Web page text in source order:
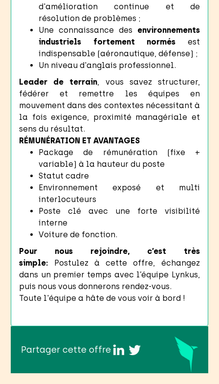
d'amélioration continue et de
résolution de problèmes ;
Une connaissance des environnements
industriels fortement normés est
indispensable (aéronautique, défense) ;
Un niveau d'anglais professionnel.
Leader de terrain , vous savez structurer,
fédérer et remettre les équipes en
mouvement dans des contextes nécessitant à
la fois exigence, proximité managériale et
sens du résultat.
RÉMUNÉRATION ET AVANTAGES
Package de rémunération (fixe +
variable) à la hauteur du poste
Statut cadre
Environnement exposé et multi
interlocuteurs
Poste clé avec une forte visibilité
interne
Voiture de fonction.
Pour nous rejoindre, c’est très
simple: Postulez à cette offre, échangez
dans un premier temps avec l’équipe Lynkus,
puis nous vous donnerons rendez-vous.
Toute l'équipe a hâte de vous voir à bord !
Partager cette offre